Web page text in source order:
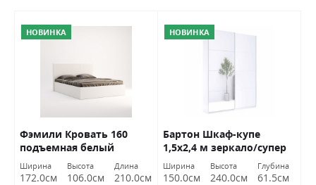
НОВИНКА
Фэмили Кровать 160
подъемная белый
глянец Миромарк
Ширина
172.0см
Высота
106.0см
Длина
210.0см
НОВИНКА
Бартон Шкаф-купе
1,5х2,4 м зеркало/супер
мат белый Миромарк
Ширина
150.0см
Высота
240.0см
Глубина
61.5см